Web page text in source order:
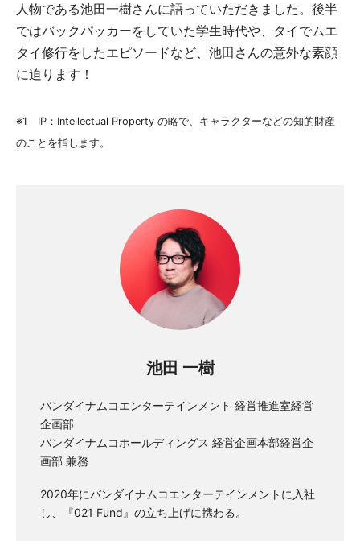
人物である池田一樹さんに語っていただきました。後半
ではバックパッカーをしていた学生時代や、タイでムエ
タイ修行をしたエピソードなど、池田さんの意外な素顔
に迫ります！
※1 IP：Intellectual Property の略で、キャラクターなどの知的財産
のことを指します。
池田 一樹
バンダイナムコエンターテインメント 経営推進室経営
企画部
バンダイナムコホールディングス 経営企画本部経営企
画部 兼務
2020年にバンダイナムコエンターテインメントに入社
し、『021 Fund』の立ち上げに携わる。